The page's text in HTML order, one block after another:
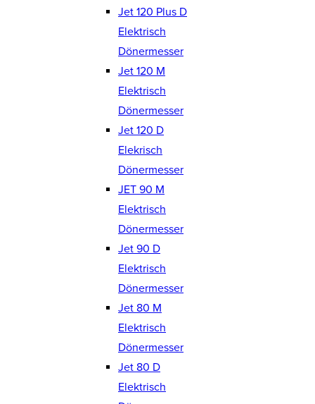
Jet 120 Plus D
Elektrisch
Dönermesser
Jet 120 M
Elektrisch
Dönermesser
Jet 120 D
Elekrisch
Dönermesser
JET 90 M
Elektrisch
Dönermesser
Jet 90 D
Elektrisch
Dönermesser
Jet 80 M
Elektrisch
Dönermesser
Jet 80 D
Elektrisch